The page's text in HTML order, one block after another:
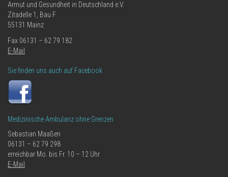
Armut und Gesundheit in Deutschland e.V.
Zitadelle 1, Bau F
55131 Mainz
Fax 06131 – 62 79 182
E-Mail
Sie finden uns auch auf Facebook
Medizinische Ambulanz ohne Grenzen
Sebastian Maaßen
06131 – 62 79 298
erreichbar Mo. bis Fr. 10 – 12 Uhr
E-Mail